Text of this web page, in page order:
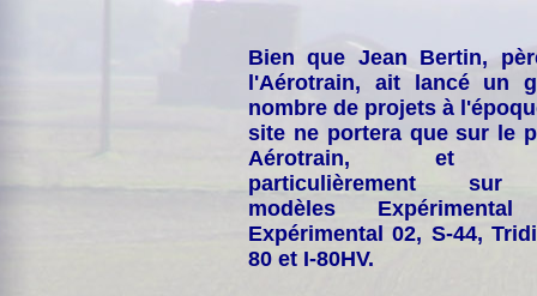
Bien que Jean Bertin,
l'Aérotrain, ait lancé un
nombre de projets à
site ne portera que sur le
Aérotrain, et
particulièrement
modèles
Expérimental 02, S-44,
80 et I-80HV.